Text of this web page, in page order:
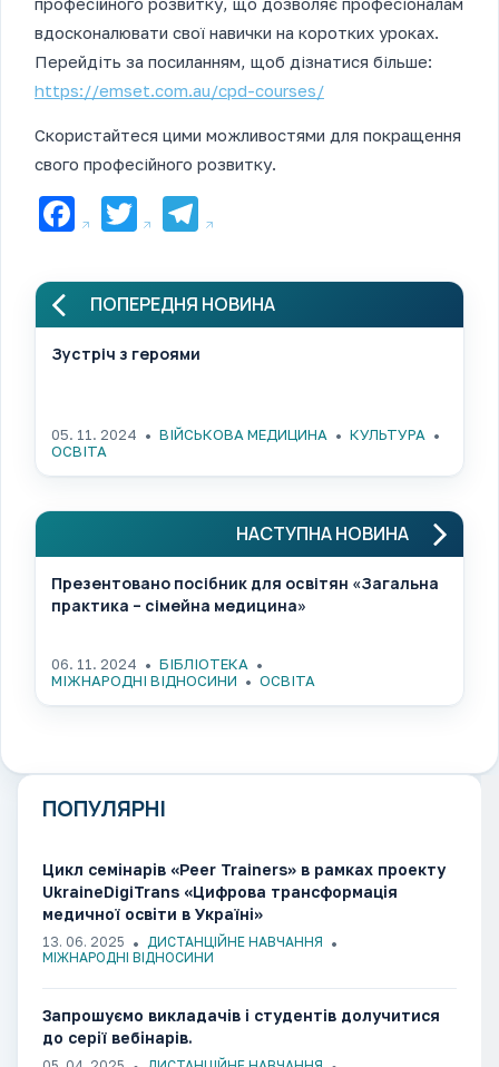
вдосконалювати свої навички на коротких уроках.
Перейдіть за посиланням, щоб дізнатися більше:
https://emset.com.au/cpd-courses/
Скористайтеся цими можливостями для покращення
свого професійного розвитку.
Facebook
TwitterTelegram
ПОПЕРЕДНЯ НОВИНА
Зустріч з героями
05. 11. 2024 ВІЙСЬКОВА МЕДИЦИНА
КУЛЬТУРА
ОСВІТА
НАСТУПНА НОВИНА
Презентовано посібник для освітян «Загальна
практика – сімейна медицина»
06. 11. 2024
БІБЛІОТЕКА
МІЖНАРОДНІ ВІДНОСИНИ
ОСВІТА
ПОПУЛЯРНІ
Цикл семінарів «Peer Trainers» в рамках проекту
UkraineDigiTrans «Цифрова трансформація
медичної освіти в Україні»
13. 06. 2025
ДИСТАНЦІЙНЕ НАВЧАННЯ
МІЖНАРОДНІ ВІДНОСИНИ
Запрошуємо викладачів і студентів долучитися
до серії вебінарів.